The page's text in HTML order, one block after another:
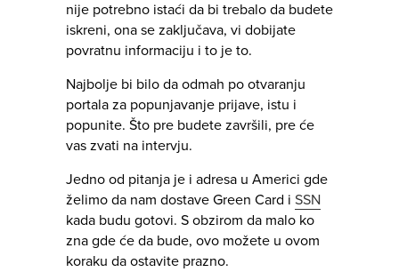
nije potrebno istaći da bi trebalo da budete
iskreni, ona se zaključava, vi dobijate
povratnu informaciju i to je to.
Najbolje bi bilo da odmah po otvaranju
portala za popunjavanje prijave, istu i
popunite. Što pre budete završili, pre će
vas zvati na intervju.
Jedno od pitanja je i adresa u Americi gde
želimo da nam dostave Green Card i SSN
kada budu gotovi. S obzirom da malo ko
zna gde će da bude, ovo možete u ovom
koraku da ostavite prazno.